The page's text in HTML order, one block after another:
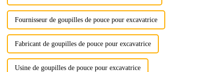
Fournisseur de goupilles de pouce pour excavatrice
Fabricant de goupilles de pouce pour excavatrice
Usine de goupilles de pouce pour excavatrice